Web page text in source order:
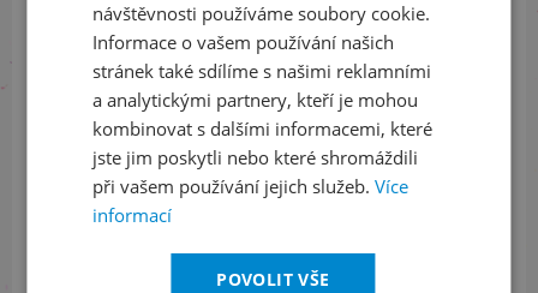
Sledujte nás na sociálních sítích
LinkedInflickr
Informace o stavu objednávek
návštěvnosti používáme soubory cookie.
Informace o vašem používání našich
stránek také sdílíme s našimi reklamními
a analytickými partnery, kteří je mohou
kombinovat s dalšími informacemi, které
jste jim poskytli nebo které shromáždili
při vašem používání jejich služeb. Více
informací
POVOLIT VŠE